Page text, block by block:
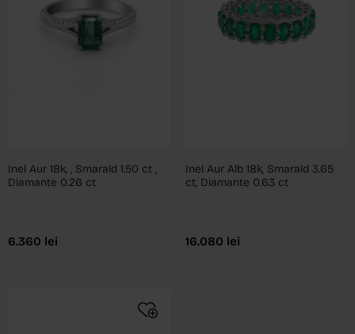
Inel Aur 18k, , Smarald 1.50 ct ,
Diamante 0.26 ct
6.360 lei
Inel Aur Alb 18k, Smarald 3.65
ct, Diamante 0.63 ct
16.080 lei